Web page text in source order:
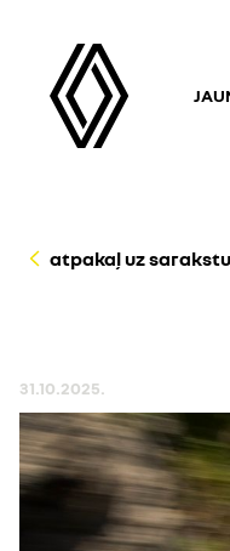
atpakaļ uz sarakstu
31.10.2025.